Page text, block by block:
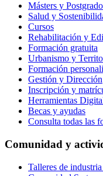
Másters y
Salud y
Cursos
Rehabilitación y
Formación gratuita
Urbanismo y
Formación
Gestión y Dirección
Inscripción y
Herramientas
Becas y ayudas
Consulta todas las
Comunidad y
Talleres de